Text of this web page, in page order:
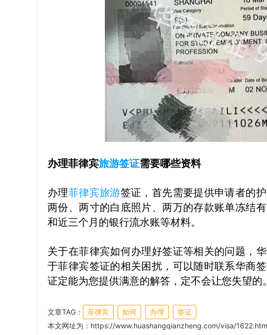
办理菲律宾旅游签证需要哪些资料
办理菲律宾旅游签证，首先需要提供申请者的
两份、两寸的白底照片、两万的存款账单冻结
和近三个月的银行流水账等材料。
关于在菲律宾如何办理好签证等相关的问题，
于菲律宾签证的相关困扰，可以随时联系华商
证定能为您提供满意的解答，定不会让您失望的。
文章TAG： 菲律宾 如何 办理
签证
本文网址为： https://www.huashangqianzheng.com/visa/